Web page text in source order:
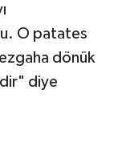
O patates
dönük
diye